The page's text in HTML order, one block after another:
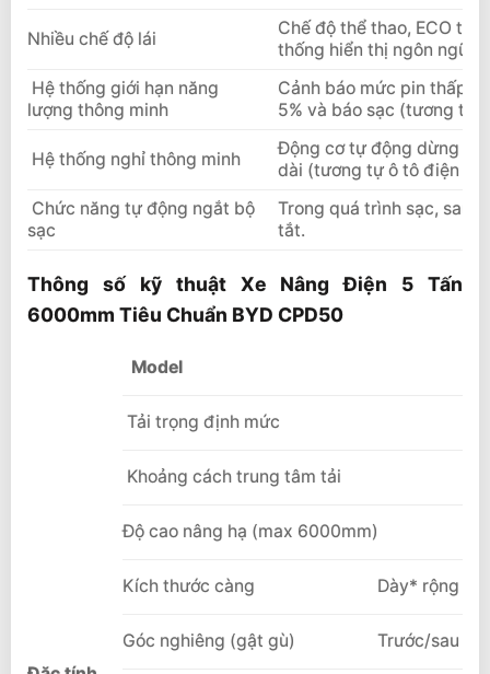
Nhiều chế độ lái
Chế độ thể thao, ECO
thống hiển thị ngôn ngữ
Hệ thống giới hạn năng
lượng thông minh
Cảnh báo mức pin thấp
5% và báo sạc (tương tự
Hệ thống nghỉ thông minh
Động cơ tự động dừng
dài (tương tự ô tô điện
Chức năng tự động ngắt bộ
sạc
Trong quá trình sạc, sau
tắt.
Thông số kỹ thuật Xe Nâng Điện 5 Tấn
6000mm Tiêu Chuẩn BYD CPD50
Model
Tải trọng định mức
Khoảng cách trung tâm tải
Độ cao nâng hạ (max 6000mm)
Kích thước càng Dày* rộng *
Góc nghiêng (gật gù) Trước/sau